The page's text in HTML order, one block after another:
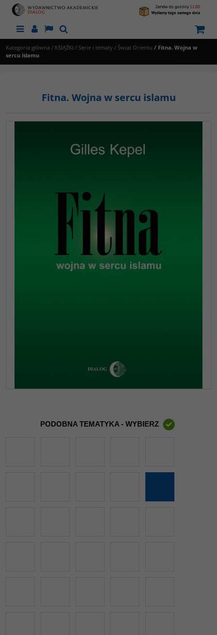
MenuPanelLangSzukaj
Kategoria główna / KSIĄŻKI / Serie i tematy / Świat Orientu / Fitna. Wojna w
sercu islamu
Fitna. Wojna w sercu islamu
PODOBNA TEMATYKA - WYBIERZ